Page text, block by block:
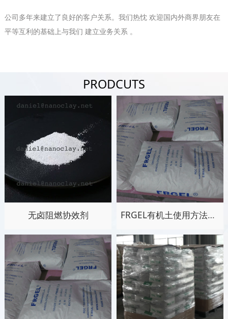
公司多年来建立了良好的客户关系。我们热忱 欢迎国内外商界朋友在
平等互利的基础上与我们 建立业务关系 。
PRODCUTS
无卤阻燃协效剂 FRGEL有机土使用方法指南